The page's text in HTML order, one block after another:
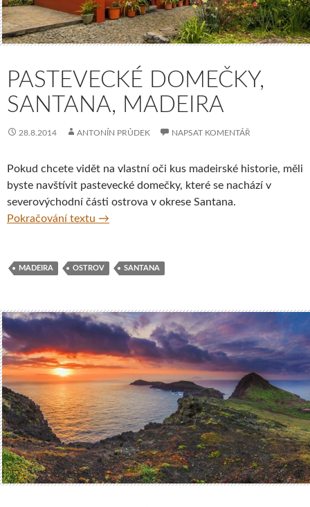
PASTEVECKÉ DOMEČKY,
SANTANA, MADEIRA
28.8.2014 ANTONÍN PRŮDEK NAPSAT KOMENTÁŘ
Pokud chcete vidět na vlastní oči kus madeirské historie, měli
byste navštívit pastevecké domečky, které se nachází v
severovýchodní části ostrova v okrese Santana.
Pokračování textu Pastevecké domečky, Santana, Madeira
→
MADEIRA OSTROV SANTANA